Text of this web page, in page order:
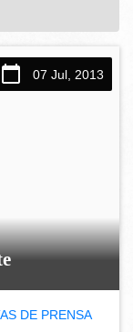
07 Jul, 2013
DE PRENSA